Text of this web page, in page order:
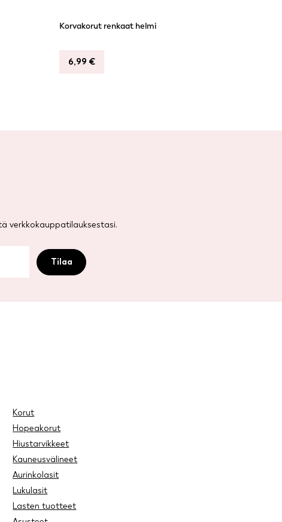
Korvakorut renkaat helmi
6,99 €
verkkokauppatilauksestasi.
Korut
Hopeakorut
Hiustarvikkeet
Kauneusvälineet
Aurinkolasit
Lukulasit
Lasten tuotteet